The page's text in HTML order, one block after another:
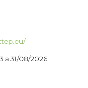
a 31/08/2026